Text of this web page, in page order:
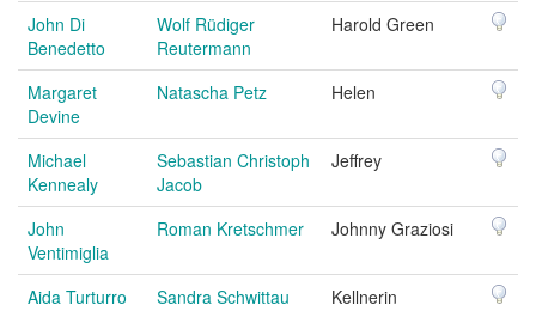
John Di
Benedetto
Wolf Rüdiger
Reutermann
Harold Green
Margaret
Devine
Natascha Petz Helen
Michael
Kennealy
Sebastian Christoph
Jacob
Jeffrey
John
Ventimiglia
Roman Kretschmer Johnny Graziosi
Aida Turturro Sandra Schwittau
Kellnerin